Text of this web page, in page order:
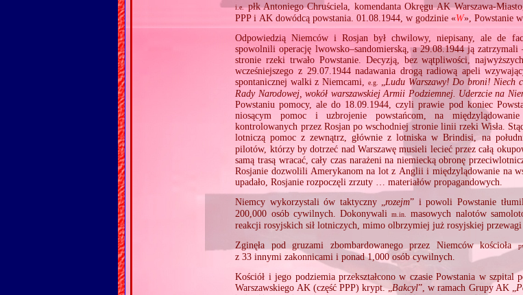
i.e.płk Antoniego Chruściela, komendanta Okręgu AK
PPP i AK dowódcą powstania. 01.08.1944, w godzinie «W», Powstanie
Odpowiedzią Niemców i Rosjan był chwilowy, niepisany, ale de
spowolnili operację lwowsko–sandomierską, a 29.08.1944 ją
stronie rzeki trwało Powstanie. Decyzją, bez wątpliwości,
wcześniejszego z 29.07.1944 nadawania drogą radiową apeli
spontanicznej walki z Niemcami, e.g. „Ludu Warszawy! Do broni! Niech
Rady Narodowej, wokół warszawskiej Armii Podziemnej. Uderzcie na
Powstaniu pomocy, ale do 18.09.1944, czyli prawie pod koniec
niosącym pomoc i uzbrojenie powstańcom, na
kontrolowanych przez Rosjan po wschodniej stronie linii rzeki Wisła.
lotniczą pomoc z zewnątrz, głównie z lotniska w Brindisi, na
pilotów, którzy by dotrzeć nad Warszawę musieli lecieć przez całą
samą trasą wracać, cały czas narażeni na niemiecką obronę
Rosjanie dozwolili Amerykanom na lot z Anglii i międzylądowanie na
upadało, Rosjanie rozpoczęli zrzuty … materiałów propagandowych.
Niemcy wykorzystali ów taktyczny „rozejm” i powoli Powstanie
200,000 osób cywilnych. Dokonywalim.in.
masowych nalotów
reakcji rosyjskich sił lotniczych, mimo olbrzymiej już rosyjskiej
Zginęła pod gruzami zbombardowanego przez Niemców kościoła
z 33 innymi zakonnicami i ponad 1,000 osób cywilnych.
Kościół i jego podziemia przekształcono w czasie Powstania w szpital
Warszawskiego AK (część PPP) krypt. „Bakcyl”, w ramach Grupy AK „